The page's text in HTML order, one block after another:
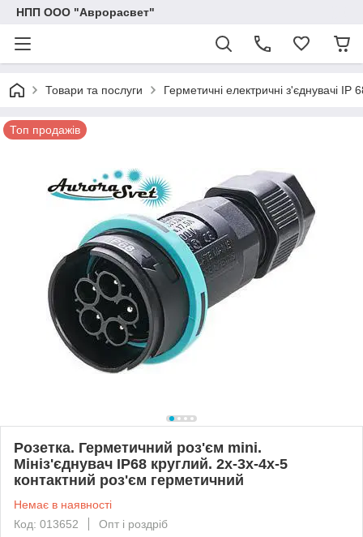
НПП ООО "Аврорасвет"
Товари та послуги Герметичні електричні з'єднувачі IP
Топ продажів
Розетка. Герметичний роз'єм mini.
Мініз'єднувач IP68 круглий. 2х-3х-4х-5
контактний роз'єм герметичний
Немає в наявності
Код: 013652
Опт і роздріб